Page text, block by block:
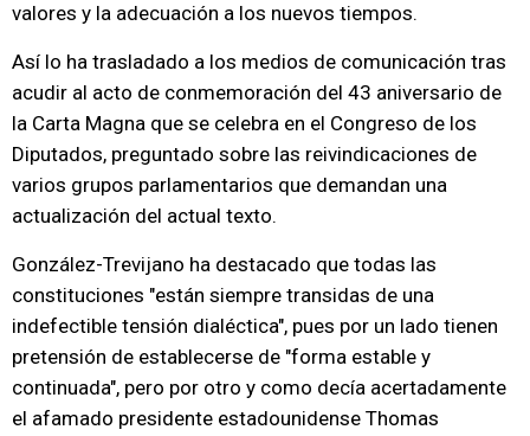
valores y la adecuación a los nuevos tiempos.
Así lo ha trasladado a los medios de comunicación tras
acudir al acto de conmemoración del 43 aniversario de
la Carta Magna que se celebra en el Congreso de los
Diputados, preguntado sobre las reivindicaciones de
varios grupos parlamentarios que demandan una
actualización del actual texto.
González-Trevijano ha destacado que todas las
constituciones "están siempre transidas de una
indefectible tensión dialéctica", pues por un lado tienen
pretensión de establecerse de "forma estable y
continuada", pero por otro y como decía acertadamente
el afamado presidente estadounidense Thomas